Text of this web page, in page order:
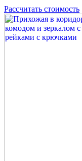
Рассчитать стоимость